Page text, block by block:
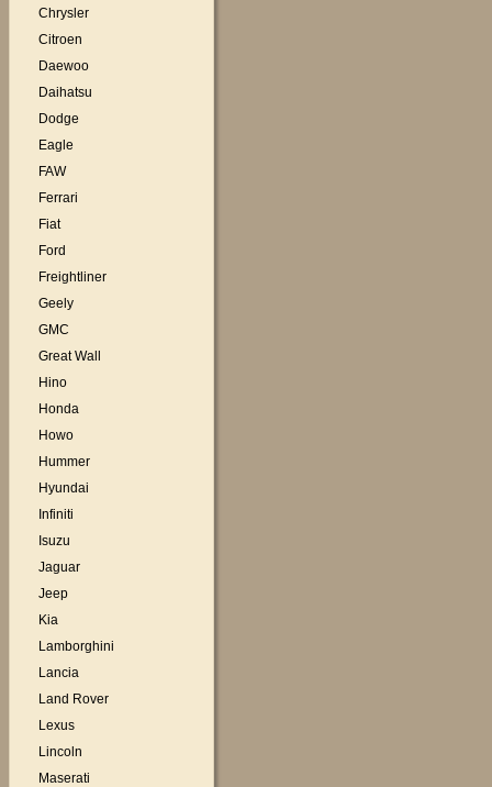
Chrysler
Citroen
Daewoo
Daihatsu
Dodge
Eagle
FAW
Ferrari
Fiat
Ford
Freightliner
Geely
GMC
Great Wall
Hino
Honda
Howo
Hummer
Hyundai
Infiniti
Isuzu
Jaguar
Jeep
Kia
Lamborghini
Lancia
Land Rover
Lexus
Lincoln
Maserati